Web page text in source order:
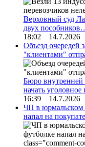
Верховный суд
двух
18:02 14.7.2026
Объезд очередей
"клиентами"
Бюро внутренней
начать
16:39 14.7.2026
ЧП в юрмальском
напал на